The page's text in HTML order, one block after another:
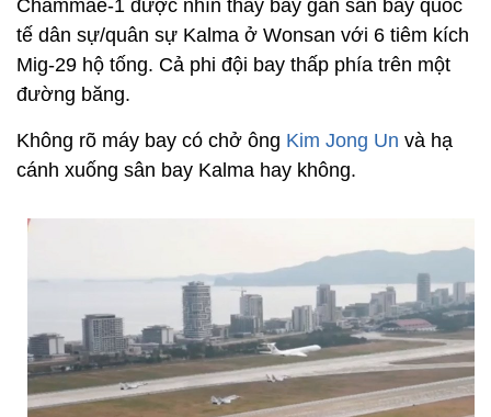
Chammae-1 được nhìn thấy bay gần sân bay quốc
tế dân sự/quân sự Kalma ở Wonsan với 6 tiêm kích
Mig-29 hộ tống. Cả phi đội bay thấp phía trên một
đường băng.
Không rõ máy bay có chở ông Kim Jong Un và hạ
cánh xuống sân bay Kalma hay không.